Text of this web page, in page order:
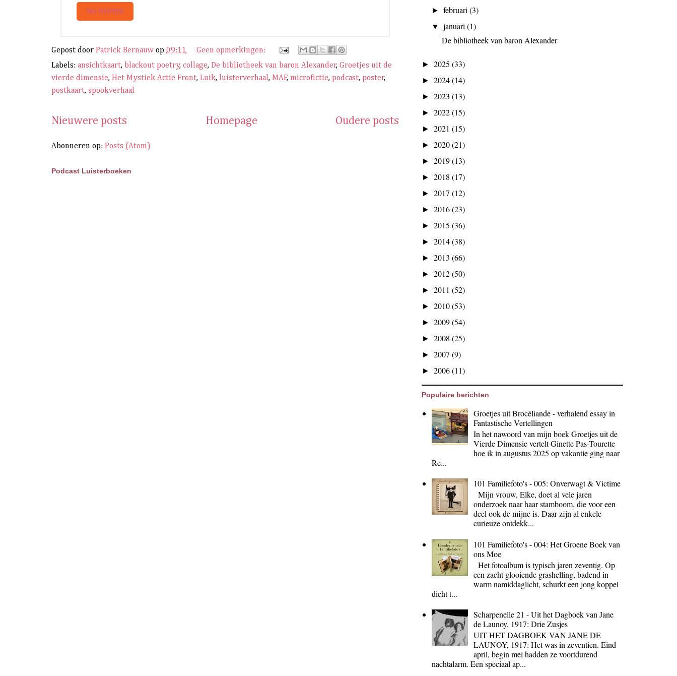
NU KOPEN
Gepost door Patrick Bernauw op 09:11
Geen opmerkingen:
Labels: ansichtkaart, blackout poetry, collage, De bibliotheek van baron Alexander, Groetjes uit de
vierde dimensie, Het Mystiek Actie Front, Luik, luisterverhaal, MAF, microfictie, podcast, poster,
postkaart, spookverhaal
Nieuwere posts Oudere posts
Homepage
Abonneren op: Posts (Atom)
Podcast Luisterboeken
►februari(3)
▼januari(1)
De bibliotheek van baron Alexander
► 2025 (33)
► 2024(14)
► 2023 (13)
► 2022(15)
► 2021 (15)
► 2020(21)
► 2019(13)
► 2018 (17)
► 2017 (12)
► 2016(23)
► 2015 (36)
► 2014(38)
► 2013 (66)
► 2012(50)
► 2011 (52)
► 2010(53)
► 2009(54)
► 2008 (25)
► 2007 (9)
► 2006(11)
Populaire berichten
Groetjes uit Brocéliande - verhalend essay in
Fantastische Vertellingen
In het nawoord van mijn boek Groetjes uit de
Vierde Dimensie vertelt Ginette Pas-Tourette
hoe ik in augustus 2025 op vakantie ging naar
Re...
101 Familiefoto's - 005: Onverwagt & Victime
Mijn vrouw, Elke, doet al vele jaren
onderzoek naar haar stamboom, die voor een
deel ook de mijne is. Daar zijn al enkele
curieuze ontdekk...
101 Familiefoto's - 004: Het Groene Boek van
ons Moe
Het fotoalbum is typisch jaren zeventig. Op
een zacht glooiende grashelling, badend in
warm namiddaglicht, schurkt een jong koppel
dicht t...
Scharpenelle 21 - Uit het Dagboek van Jane
de Launoy, 1917: Drie Zusjes
UIT HET DAGBOEK VAN JANE DE
LAUNOY, 1917: Het was in zeventien. Eind
april, begin mei hadden ze voortdurend
nachtalarm. Een speciaal ap...